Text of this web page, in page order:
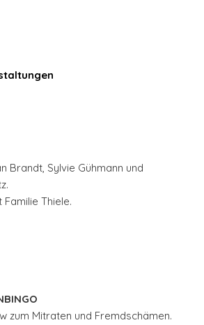
Brandt, Sylvie Gühmann und
Thiele.
zum Mitraten und Fremdschämen.